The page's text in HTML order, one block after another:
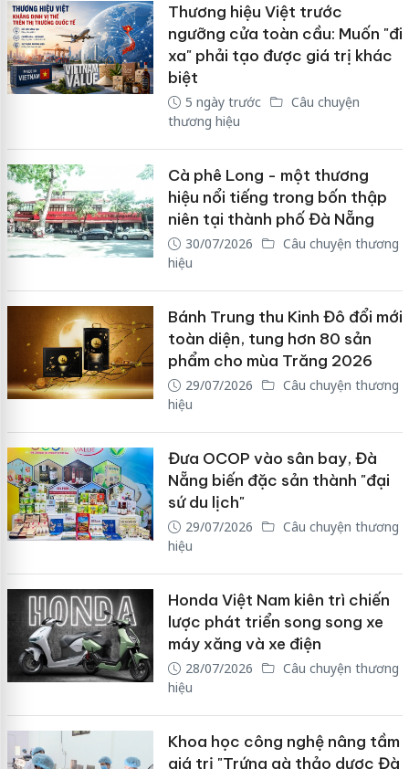
Thương hiệu Việt trước
ngưỡng cửa toàn cầu: Muốn "đi
xa" phải tạo được giá trị khác
biệt
5 ngày trước
Câu chuyện
thương hiệu
Cà phê Long - một thương
hiệu nổi tiếng trong bốn thập
niên tại thành phố Đà Nẵng
30/07/2026
Câu chuyện thương
hiệu
Bánh Trung thu Kinh Đô đổi mới
toàn diện, tung hơn 80 sản
phẩm cho mùa Trăng 2026
29/07/2026
Câu chuyện thương
hiệu
Đưa OCOP vào sân bay, Đà
Nẵng biến đặc sản thành "đại
sứ du lịch"
29/07/2026
Câu chuyện thương
hiệu
Honda Việt Nam kiên trì chiến
lược phát triển song song xe
máy xăng và xe điện
28/07/2026
Câu chuyện thương
hiệu
Khoa học công nghệ nâng tầm
giá trị "Trứng gà thảo dược Đà